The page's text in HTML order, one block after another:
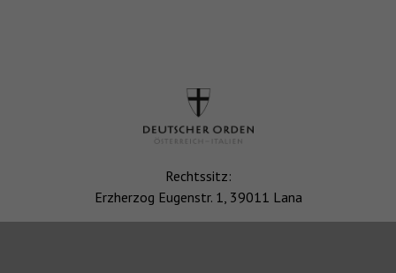
Rechtssitz:
Erzherzog Eugenstr. 1, 39011 Lana